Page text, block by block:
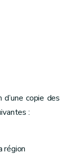
copie des
:
région